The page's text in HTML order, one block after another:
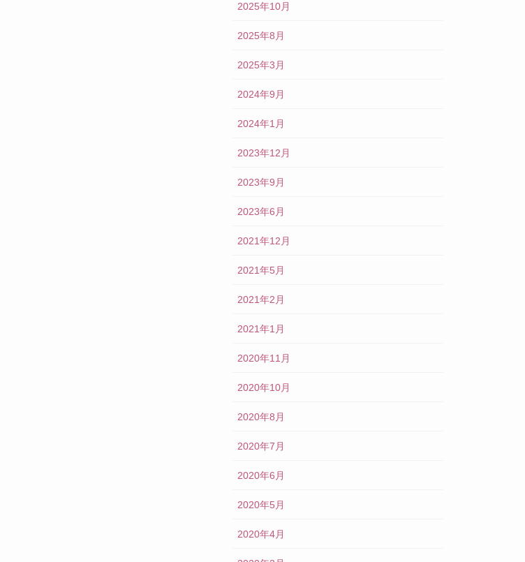
2025年10月
2025年8月
2025年3月
2024年9月
2024年1月
2023年12月
2023年9月
2023年6月
2021年12月
2021年5月
2021年2月
2021年1月
2020年11月
2020年10月
2020年8月
2020年7月
2020年6月
2020年5月
2020年4月